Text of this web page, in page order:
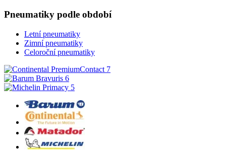
Pneumatiky podle období
Letní pneumatiky
Zimní pneumatiky
Celoroční pneumatiky